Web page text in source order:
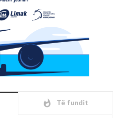
whatshot Të fundit